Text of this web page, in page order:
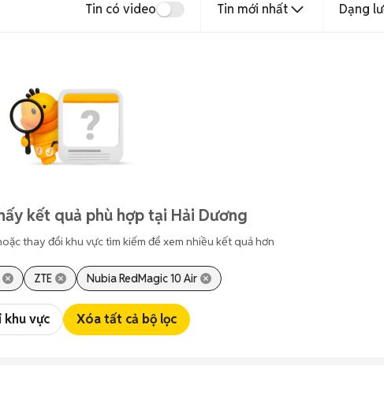
Tin có video Tin mới nhất Dạng
kết quả phù hợp tại Hải Dương
thay đổi khu vực tìm kiếm để xem nhiều kết quả hơn
ZTE Nubia RedMagic 10 Air
khu vực Xóa tất cả bộ lọc